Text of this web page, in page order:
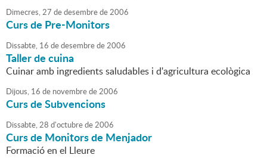
Dimecres,27 dedesembrede2006
Curs de Pre-Monitors
Dissabte, 16 dedesembrede2006
Taller de cuina
Cuinar amb ingredients saludables i d'agricultura ecològica
Dijous, 16 de novembrede2006
Curs de Subvencions
Dissabte,28 d'octubrede2006
Curs de Monitors de Menjador
Formació en el Lleure